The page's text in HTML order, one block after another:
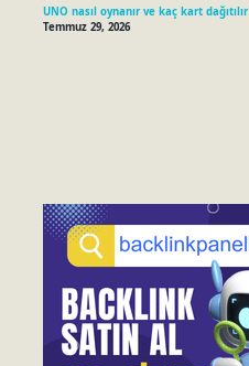
UNO nasıl oynanır ve kaç kart dağıtılır
Temmuz 29, 2026